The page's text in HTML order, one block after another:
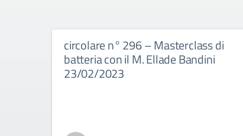
circolare n° 296 – Masterclass di
batteria con il M. Ellade Bandini
23/02/2023